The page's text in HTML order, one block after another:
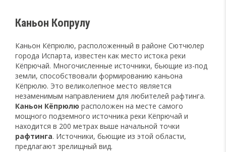
Каньон Копрулу
Каньон Кёпрюлю, расположенный в районе Сютчюлер
города Испарта, известен как место истока реки
Кёпрючай. Многочисленные источники, бьющие из-под
земли, способствовали формированию каньона
Кёпрюлю. Это великолепное место является
незаменимым направлением для любителей рафтинга.
Каньон Кёпрюлю расположен на месте самого
мощного подземного источника реки Кёпрючай и
находится в 200 метрах выше начальной точки
рафтинга. Источники, бьющие из этой области,
предлагают зрелищный вид.